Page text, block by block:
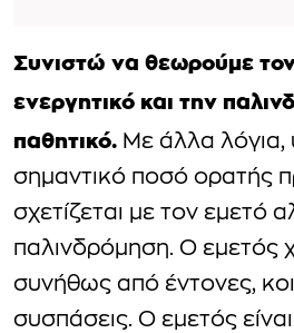
Συνιστώ να θεωρούμε
ενεργητικό και την
παθητικό. Με άλλα λόγια,
σημαντικό ποσό ορατής
σχετίζεται με τον εμετό
παλινδρόμηση. Ο εμετός
συνήθως από έντονες,
συσπάσεις. Ο εμετός